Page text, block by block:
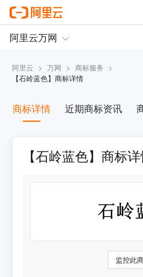
阿里云 > 万网 > 商标服务 >
【石岭蓝色】商标详情
商标详情 近期商标资讯
【石岭蓝色】商标
监控此